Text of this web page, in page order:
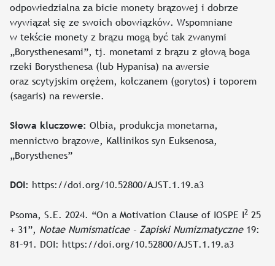
odpowiedzialna za bicie monety brązowej i dobrze
wywiązał się ze swoich obowiązków. Wspomniane
w tekście monety z brązu mogą być tak zwanymi
„Borysthenesami”, tj. monetami z brązu z głową boga
rzeki Borysthenesa (lub Hypanisa) na awersie
oraz scytyjskim orężem, kołczanem (gorytos) i toporem
(sagaris) na rewersie.
Słowa kluczowe: Olbia, produkcja monetarna,
mennictwo brązowe, Kallinikos syn Euksenosa,
„Borysthenes”
DOI: https://doi.org/10.52800/AJST.1.19.a3
Psoma, S.E. 2024. “On a Motivation Clause of IOSPE I2 25
+ 31”, Notae Numismaticae – Zapiski Numizmatyczne19:
81–91. DOI: https://doi.org/10.52800/AJST.1.19.a3